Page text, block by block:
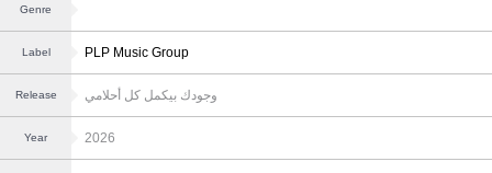
Genre
Label PLP Music Group
Release وجودك بيكمل كل أحلامي
Year 2026